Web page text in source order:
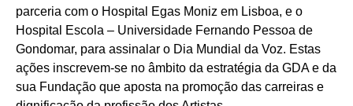
parceria com o Hospital Egas Moniz em Lisboa, e o
Hospital Escola – Universidade Fernando Pessoa de
Gondomar, para assinalar o Dia Mundial da Voz. Estas
ações inscrevem-se no âmbito da estratégia da GDA e da
sua Fundação que aposta na promoção das carreiras e